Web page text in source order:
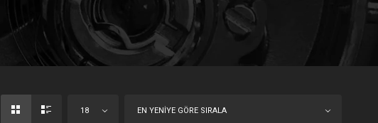
18 EN YENIYE GÖRE SIRALA